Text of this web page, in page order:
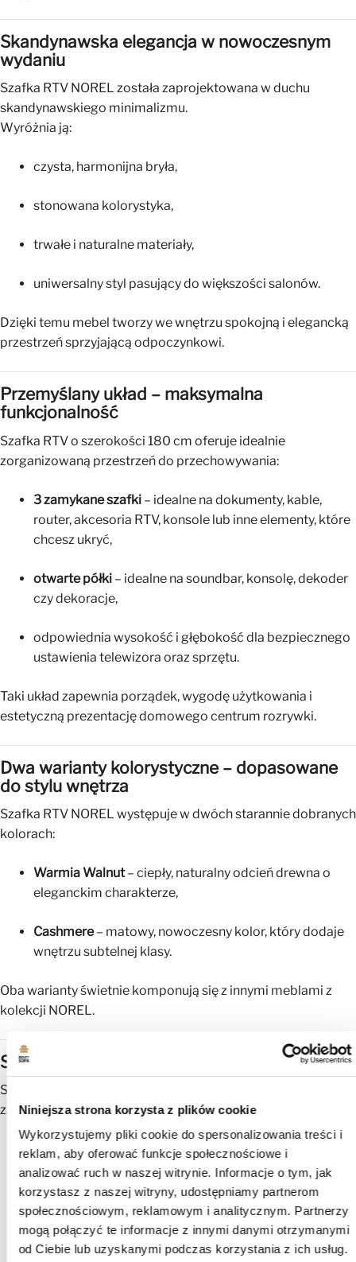
Niniejsza strona korzysta z plików cookie
Wykorzystujemy pliki cookie do spersonalizowania treści i
reklam, aby oferować funkcje społecznościowe i
analizować ruch w naszej witrynie. Informacje o tym, jak
korzystasz z naszej witryny, udostępniamy partnerom
społecznościowym, reklamowym i analitycznym. Partnerzy
mogą połączyć te informacje z innymi danymi otrzymanymi
od Ciebie lub uzyskanymi podczas korzystania z ich usług.
Skandynawska elegancja w nowoczesnym
wydaniu
Szafka RTV NOREL została zaprojektowana w duchu
skandynawskiego minimalizmu.
Wyróżnia ją:
czysta, harmonijna bryła,
stonowana kolorystyka,
trwałe i naturalne materiały,
uniwersalny styl pasujący do większości salonów.
Dzięki temu mebel tworzy we wnętrzu spokojną i elegancką
przestrzeń sprzyjającą odpoczynkowi.
Przemyślany układ – maksymalna
funkcjonalność
Szafka RTV o szerokości 180 cm oferuje idealnie
zorganizowaną przestrzeń do przechowywania:
3 zamykane szafki – idealne na dokumenty, kable,
router, akcesoria RTV, konsole lub inne elementy, które
chcesz ukryć,
otwarte półki – idealne na soundbar, konsolę, dekoder
czy dekoracje,
odpowiednia wysokość i głębokość dla bezpiecznego
ustawienia telewizora oraz sprzętu.
Taki układ zapewnia porządek, wygodę użytkowania i
estetyczną prezentację domowego centrum rozrywki.
Dwa warianty kolorystyczne – dopasowane
do stylu wnętrza
Szafka RTV NOREL występuje w dwóch starannie dobranych
kolorach:
Warmia Walnut– ciepły, naturalny odcień drewna o
eleganckim charakterze,
Cashmere– matowy, nowoczesny kolor, który dodaje
wnętrzu subtelnej klasy.
Oba warianty świetnie komponują się z innymi meblami z
kolekcji NOREL.
Solidne wykonanie i estetyczne detale
Szafka wykonana jest z trwałych materiałów, które
zapewniają jej długowieczność:
odporna na zarysowania płyta laminowana,
nogi z litego drewna o wysokości 20 cm— stabilne,
eleganckie i ułatwiające sprzątanie,
precyzyjne wykończenie i solidny system otwierania,